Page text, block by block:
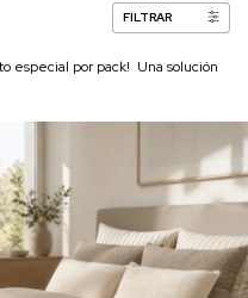
FILTRAR
especial por pack! Una solución